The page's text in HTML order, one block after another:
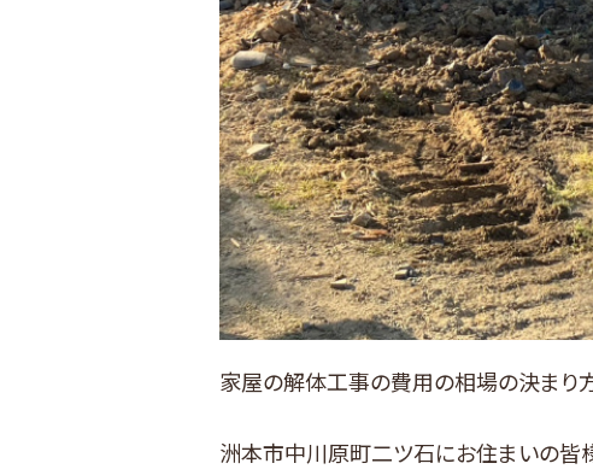
家屋の解体工事の費用の相場の決まり
洲本市中川原町二ツ石にお住まいの皆